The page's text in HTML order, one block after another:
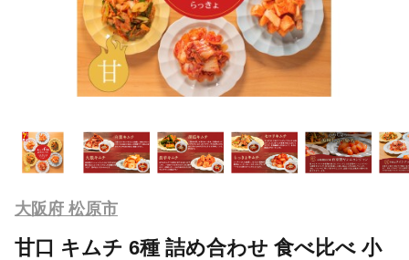
大阪府 松原市
甘口 キムチ 6種 詰め合わせ 食べ比べ 小